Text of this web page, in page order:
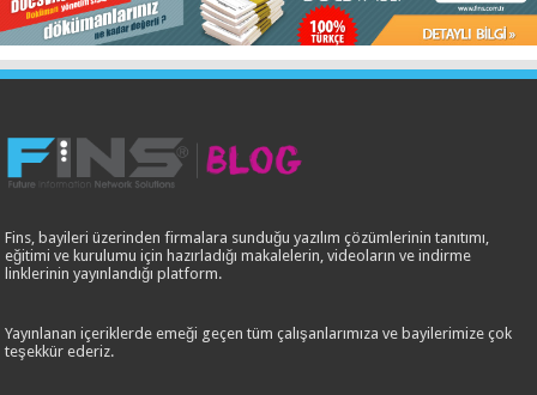
Fins, bayileri üzerinden firmalara sunduğu yazılım çözümlerinin tanıtımı,
eğitimi ve kurulumu için hazırladığı makalelerin, videoların ve indirme
linklerinin yayınlandığı platform.
Yayınlanan içeriklerde emeği geçen tüm çalışanlarımıza ve bayilerimize çok
teşekkür ederiz.